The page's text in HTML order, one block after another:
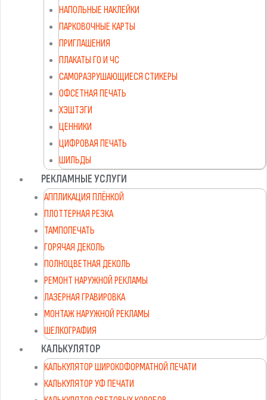
НАПОЛЬНЫЕ НАКЛЕЙКИ
ПАРКОВОЧНЫЕ КАРТЫ
ПРИГЛАШЕНИЯ
ПЛАКАТЫ ГО И ЧС
САМОРАЗРУШАЮЩИЕСЯ СТИКЕРЫ
ОФСЕТНАЯ ПЕЧАТЬ
ХЭШТЭГИ
ЦЕННИКИ
ЦИФРОВАЯ ПЕЧАТЬ
ШИЛЬДЫ
РЕКЛАМНЫЕ УСЛУГИ
АППЛИКАЦИЯ ПЛЁНКОЙ
ПЛОТТЕРНАЯ РЕЗКА
ТАМПОПЕЧАТЬ
ГОРЯЧАЯ ДЕКОЛЬ
ПОЛНОЦВЕТНАЯ ДЕКОЛЬ
РЕМОНТ НАРУЖНОЙ РЕКЛАМЫ
ЛАЗЕРНАЯ ГРАВИРОВКА
МОНТАЖ НАРУЖНОЙ РЕКЛАМЫ
ШЕЛКОГРАФИЯ
КАЛЬКУЛЯТОР
КАЛЬКУЛЯТОР ШИРОКОФОРМАТНОЙ ПЕЧАТИ
КАЛЬКУЛЯТОР УФ ПЕЧАТИ